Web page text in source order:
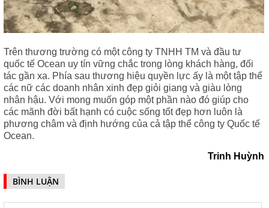
Trên thương trường có một công ty TNHH TM và đầu tư
quốc tế Ocean uy tín vững chắc trong lòng khách hàng, đối
tác gần xa. Phía sau thương hiệu quyền lực ấy là một tập thể
các nữ các doanh nhân xinh đẹp giỏi giang và giàu lòng
nhân hậu. Với mong muốn góp một phần nào đó giúp cho
các mãnh đời bất hạnh có cuộc sống tốt đẹp hơn luôn là
phương châm và định hướng của cả tập thể công ty Quốc tế
Ocean.
Trinh Huỳnh
BÌNH LUẬN